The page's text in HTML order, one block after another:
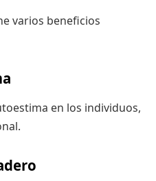
varios beneficios
en los individuos,